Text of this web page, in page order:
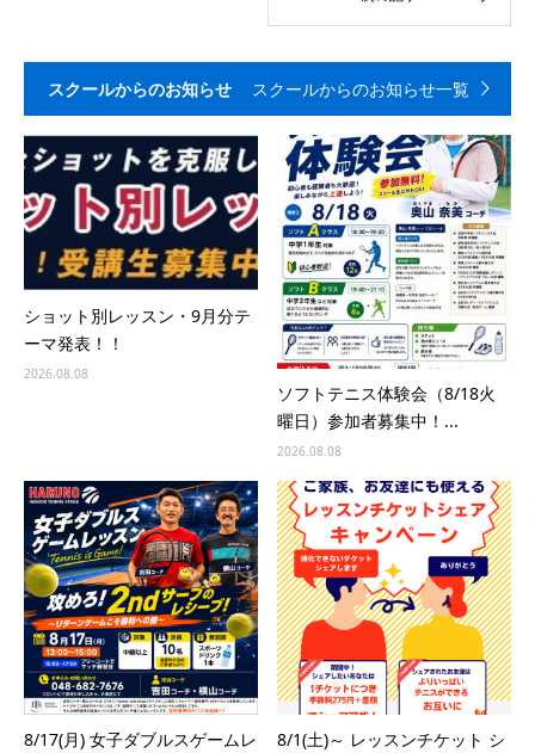
スクールからのお知らせ スクールからのお知らせ一覧
ショット別レッスン・9月分テ
ーマ発表！！
2026.08.08
ソフトテニス体験会（8/18火
曜日）参加者募集中！...
2026.08.08
8/17(月) 女子ダブルスゲームレ 8/1(土)～ レッスンチケット シ